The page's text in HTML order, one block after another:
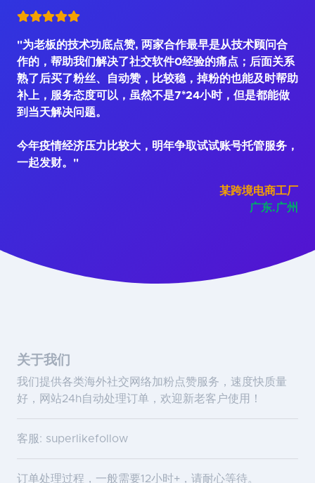
"为老板的技术功底点赞, 两家合作最早是从技术顾问合
作的，帮助我们解决了社交软件0经验的痛点；后面关系
熟了后买了粉丝、自动赞，比较稳，掉粉的也能及时帮助
补上，服务态度可以，虽然不是7*24小时，但是都能做
到当天解决问题。
今年疫情经济压力比较大，明年争取试试账号托管服务，
一起发财。"
某跨境电商工厂
广东.广州
关于我们
我们提供各类海外社交网络加粉点赞服务，速度快质量
好，网站24h自动处理订单，欢迎新老客户使用！
客服: superlikefollow
订单处理过程，一般需要12小时+，请耐心等待。